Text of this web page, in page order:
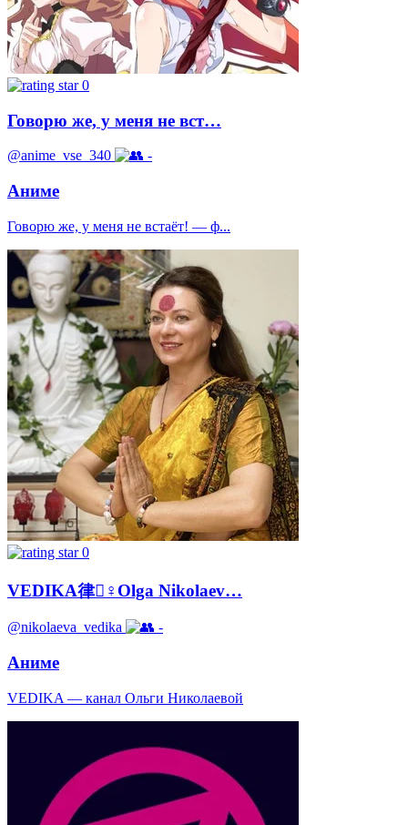
0
Говорю же, у меня не вст…
@anime_vse_340 -
Аниме
Говорю же, у меня не встаёт! — ф...
0
VEDIKA律‍♀️Olga Nikolaev…
@nikolaeva_vedika -
Аниме
VEDIKA — канал Ольги Николаевой